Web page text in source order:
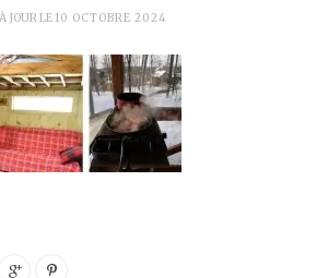
JOUR LE10 OCTOBRE 2024